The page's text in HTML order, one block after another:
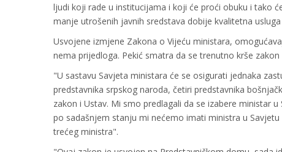
ljudi koji rade u institucijama i koji će proći obuku i tako
manje utrošenih javnih sredstava dobije kvalitetna
Usvojene izmjene Zakona o Vijeću ministara,
nema prijedloga. Pekić smatra da se trenutno krše zakon
"U sastavu Savjeta ministara će se osigurati jednaka
predstavnika srpskog naroda, četiri predstavnika
zakon i Ustav. Mi smo predlagali da se izabere ministar
po sadašnjem stanju mi nećemo imati ministra u
trećeg ministra".